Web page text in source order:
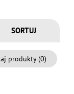
produkty (0)